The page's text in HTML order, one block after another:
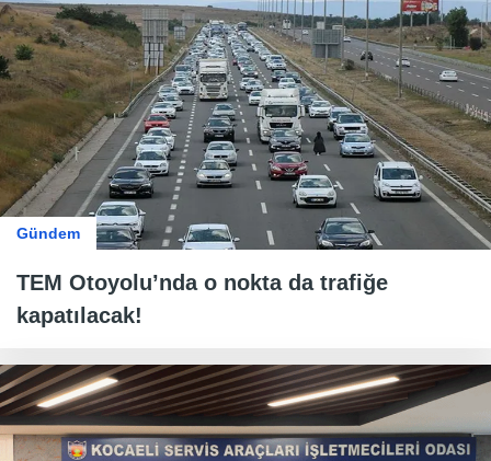
Gündem
TEM Otoyolu’nda o nokta da trafiğe
kapatılacak!